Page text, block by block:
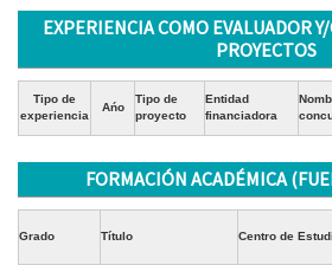
EXPERIENCIA COMO EVALUADOR
PROYECTOS
Tipo de
experiencia
Ańo
Tipo de
proyecto
Entidad
financiadora
FORMACIÓN ACADÉMICA
Grado Título Centro de